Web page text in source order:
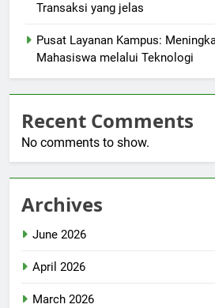
Transaksi yang jelas
Pusat Layanan Kampus:
Mahasiswa melalui Teknologi
Recent Comments
No comments to show.
Archives
June 2026
April 2026
March 2026